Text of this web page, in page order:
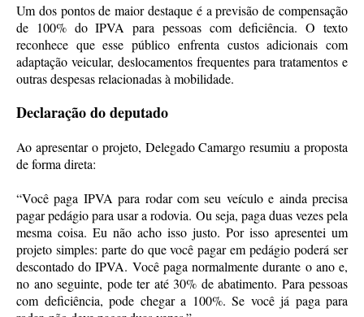
Um dos pontos de maior destaque é a previsão de compensação
de 100% do IPVA para pessoas com deficiência. O texto
reconhece que esse público enfrenta custos adicionais com
adaptação veicular, deslocamentos frequentes para tratamentos e
outras despesas relacionadas à mobilidade.
Declaração do deputado
Ao apresentar o projeto, Delegado Camargo resumiu a proposta
de forma direta:
“Você paga IPVA para rodar com seu veículo e ainda precisa
pagar pedágio para usar a rodovia. Ou seja, paga duas vezes pela
mesma coisa. Eu não acho isso justo. Por isso apresentei um
projeto simples: parte do que você pagar em pedágio poderá ser
descontado do IPVA. Você paga normalmente durante o ano e,
no ano seguinte, pode ter até 30% de abatimento. Para pessoas
com deficiência, pode chegar a 100%. Se você já paga para